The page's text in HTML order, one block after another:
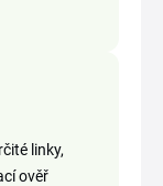
linky,
ověř